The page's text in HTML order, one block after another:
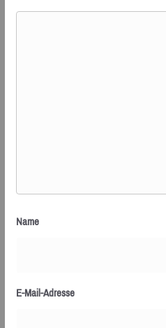
Name
E-Mail-Adresse